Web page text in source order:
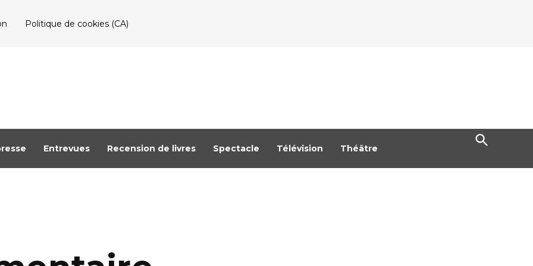
Politique de cookies (CA)
Entrevues Recension de livres Spectacle Télévision Théâtre
Open
Search